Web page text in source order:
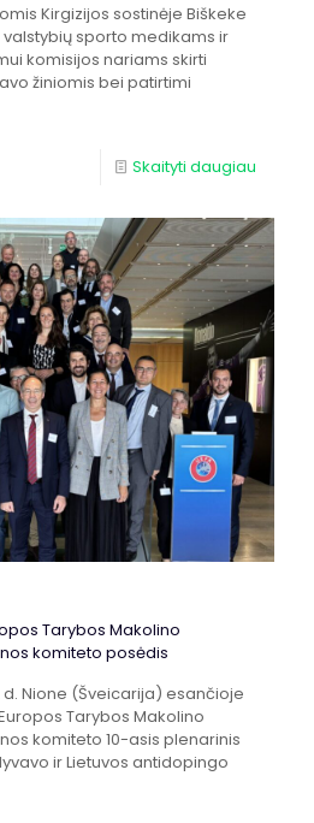
Kirgizijos sostinėje Biškeke
valstybių sporto medikams ir
komisijos nariams skirti
žiniomis bei patirtimi
Skaityti daugiau
Tarybos Makolino
komiteto posėdis
Nione (Šveicarija) esančioje
Tarybos Makolino
komiteto 10-asis plenarinis
ir Lietuvos antidopingo